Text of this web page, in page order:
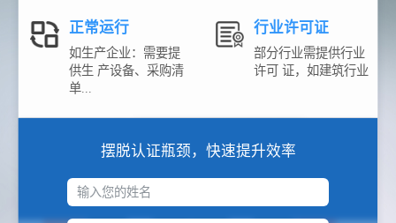
正常运行
如生产企业：需要提
供生 产设备、采购清
单...
行业许可证
部分行业需提供行业
许可 证，如建筑行业
摆脱认证瓶颈，快速提升效率
输入您的姓名